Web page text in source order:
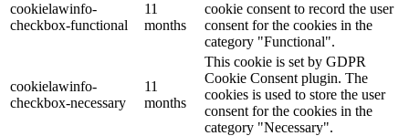
cookielawinfo-
checkbox-functional
11
months
cookie consent to record the user
consent for the cookies in the
category "Functional".
cookielawinfo-
checkbox-necessary
11
months
This cookie is set by GDPR
Cookie Consent plugin. The
cookies is used to store the user
consent for the cookies in the
category "Necessary".